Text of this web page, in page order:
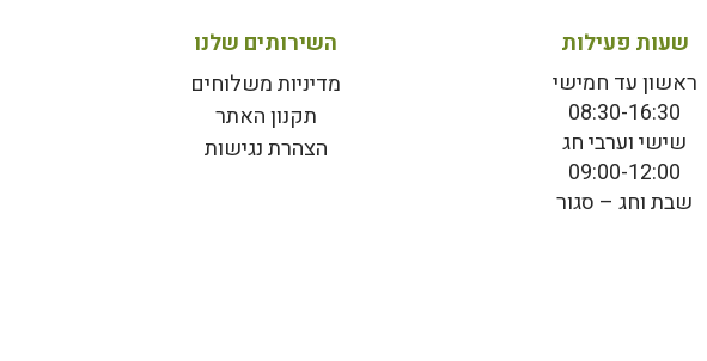
שעות פעילות
ראשון עד חמישי
08:30-16:30
שישי וערבי חג
09:00-12:00
שבת וחג – סגור
השירותים שלנו
מדיניות משלוחים
תקנון האתר
הצהרת נגישות